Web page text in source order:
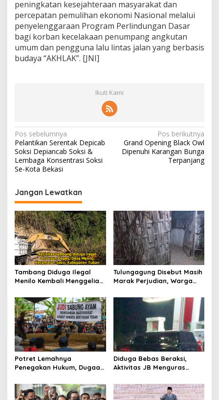
peningkatan kesejahteraan masyarakat dan
percepatan pemulihan ekonomi Nasional melalui
penyelenggaraan Program Perlindungan Dasar
bagi korban kecelakaan penumpang angkutan
umum dan pengguna lalu lintas jalan yang berbasis
budaya “AKHLAK”. [JNI]
Ikuti Kami
N
a
v
g
a
s
i
p
o
s
Pos sebelumnya
Pelantikan Serentak Depicab
Soksi Depiancab Soksi &
Lembaga Konsentrasi Soksi
Se-Kota Bekasi
Pos berikutnya
Grand Opening Black Owl
Dipenuhi Karangan Bunga
Terpanjang
Jangan Lewatkan
Tambang Diduga Ilegal
Menilo Kembali Menggeliat,
Soroti Dugaan Pembiaran
Tulungagung Disebut Masih
Marak Perjudian, Warga
hingga Usut Dugaan Beking
Potret Lemahnya
Penegakan Hukum, Dugaan
Tulungagung Tuai Sorotan
Diduga Bebas Beraksi,
Aktivitas JB Menguras
Bojonegoro Jadi Sorotan
Warga